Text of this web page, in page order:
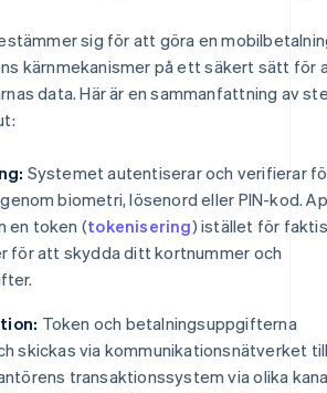
sig för att göra en
kärnmekanismer på ett säkert sätt för
data. Här är en sammanfattning av
Systemet autentiserar och verifierar
biometri, lösenord eller PIN-kod.
en token (tokenisering) istället för
för att skydda ditt kortnummer och
Token och betalningsuppgifterna
skickas via kommunikationsnätverket
transaktionssystem via olika